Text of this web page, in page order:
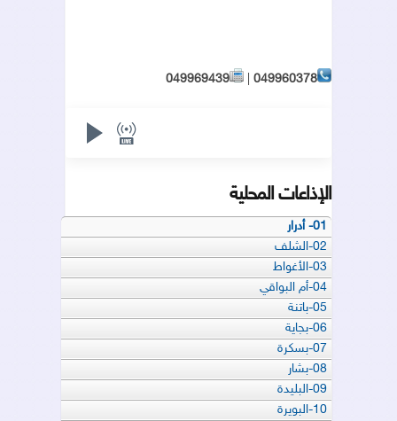
049960378
049969439
الإذاعات المحلية
01- أدرار
02-الشلف
03-الأغواط
04-أم البواقي
05-باتنة
06-بجاية
07-بسكرة
08-بشار
09-البليدة
10-البويرة